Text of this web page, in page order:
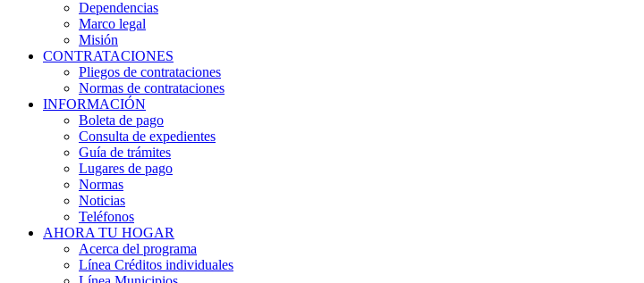
Dependencias
Marco legal
Misión
CONTRATACIONES
Pliegos de contrataciones
Normas de contrataciones
INFORMACIÓN
Boleta de pago
Consulta de expedientes
Guía de trámites
Lugares de pago
Normas
Noticias
Teléfonos
AHORA TU HOGAR
Acerca del programa
Línea Créditos individuales